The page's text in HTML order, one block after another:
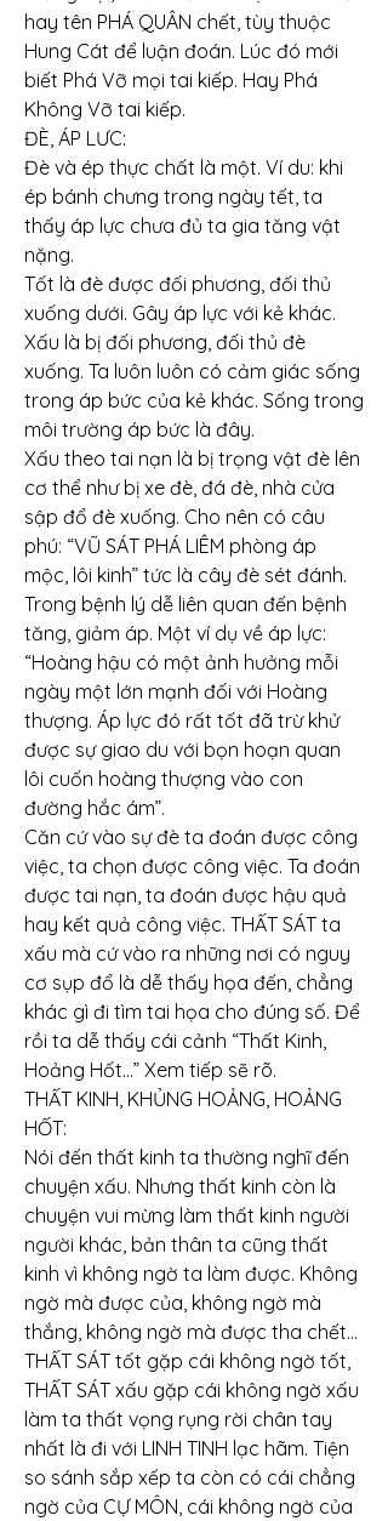
hay tên PHÁ QUÂN chết, tùy thuộc
Hung Cát để luận đoán. Lúc đó mới
biết Phá Vỡ mọi tai kiếp. Hay Phá
Không Vỡ tai kiếp.
ĐÈ, ÁP LƯC:
Đè và ép thực chất là một. Ví du: khi
ép bánh chưng trong ngày tết, ta
thấy áp lực chưa đủ ta gia tăng vật
nặng.
Tốt là đè được đối phương, đối thủ
xuống dưới. Gây áp lực với kẻ khác.
Xấu là bị đối phương, đối thủ đè
xuống. Ta luôn luôn có cảm giác sống
trong áp bức của kẻ khác. Sống trong
môi trường áp bức là đây.
Xấu theo tai nạn là bị trọng vật đè lên
cơ thể như bị xe đè, đá đè, nhà cửa
sập đổ đè xuống. Cho nên có câu
phú: “VŨ SÁT PHÁ LIÊM phòng áp
mộc, lôi kinh” tức là cây đè sét đánh.
Trong bệnh lý dễ liên quan đến bệnh
tăng, giảm áp. Một ví dụ về áp lực:
“Hoàng hậu có một ảnh hưởng mỗi
ngày một lớn mạnh đối với Hoàng
thượng. Áp lực đó rất tốt đã trừ khử
được sự giao du với bọn hoạn quan
lôi cuốn hoàng thượng vào con
đường hắc ám”.
Căn cứ vào sự đè ta đoán được công
việc, ta chọn được công việc. Ta đoán
được tai nạn, ta đoán được hậu quả
hay kết quả công việc. THẤT SÁT ta
xấu mà cứ vào ra những nơi có nguy
cơ sụp đổ là dễ thấy họa đến, chẳng
khác gì đi tìm tai họa cho đúng số. Để
rồi ta dễ thấy cái cảnh “Thất Kinh,
Hoảng Hốt…” Xem tiếp sẽ rõ.
THẤT KINH, KHỦNG HOẢNG, HOẢNG
HỐT:
Nói đến thất kinh ta thường nghĩ đến
chuyện xấu. Nhưng thất kinh còn là
chuyện vui mừng làm thất kinh người
người khác, bản thân ta cũng thất
kinh vì không ngờ ta làm được. Không
ngờ mà được của, không ngờ mà
thắng, không ngờ mà được tha chết…
THẤT SÁT tốt gặp cái không ngờ tốt,
THẤT SÁT xấu gặp cái không ngờ xấu
làm ta thất vọng rụng rời chân tay
nhất là đi với LINH TINH lạc hãm. Tiện
so sánh sắp xếp ta còn có cái chẳng
ngờ của CỰ MÔN, cái không ngờ của